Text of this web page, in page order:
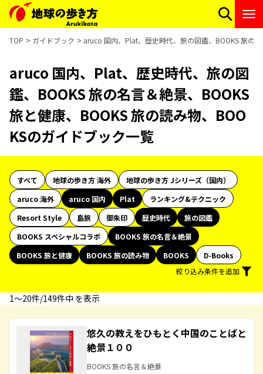
TOP ガイドブック aruco 国内、Plat、歴史時代、旅の図鑑、BOOKS 旅の
aruco 国内、Plat、歴史時代、旅の図
鑑、BOOKS 旅の名言＆絶景、BOOKS
旅と健康、BOOKS 旅の読み物、BOO
KSのガイドブック一覧
すべて 地球の歩き方 海外
地球の歩き方 Jシリーズ（国内）
aruco 海外
aruco 国内 Plat
ランキング&テクニック
Resort Style
島旅 御朱印 歴史時代
旅の図鑑
BOOKS スペシャルコラボ
BOOKS 旅の名言＆絶景
BOOKS 旅と健康
BOOKS 旅の読み物 BOOKS
D-Books
絞り込み条件を追加
1〜20件/149件中 を表示
悠久の教えをひもとく中国のことばと
絶景１００
BOOKS 旅の名言＆絶景